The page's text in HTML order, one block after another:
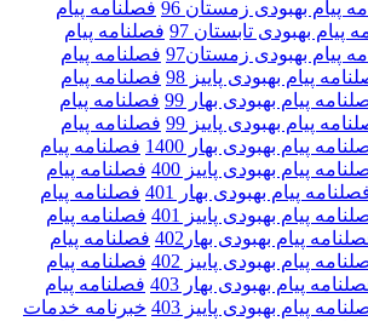
پیام بهبودی زمستان 96
فصلنامه پیام
پیام بهبودی تابستان 97
فصلنامه پیام
پیام بهبودی زمستان97
فصلنامه پیام
پیام بهبودی پاییز 98
فصلنامه پیام
پیام بهبودی بهار 99
فصلنامه پیام
پیام بهبودی پاییز 99
فصلنامه پیام
پیام بهبودی بهار 1400
فصلنامه پیام
پیام بهبودی پاییز 400
فصلنامه پیام
پیام بهبودی بهار 401
فصلنامه پیام
پیام بهبودی پاییز 401
فصلنامه پیام
پیام بهبودی بهار402
فصلنامه پیام
پیام بهبودی پاییز 402
فصلنامه پیام
پیام بهبودی بهار 403
فصلنامه پیام
پیام بهبودی پاییز 403
خبرنامه خدمات